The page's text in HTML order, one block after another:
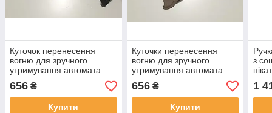
Куточок перенесення
вогню для зручного
утримування автомата
(чорний)
656 ₴
Купити
Куточки перенесення
вогню для зручного
утримування автомата
(койот)
656₴
Купити
з
1